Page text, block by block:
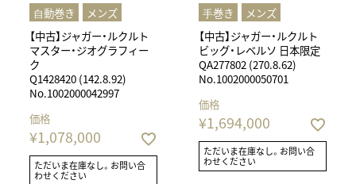
⾃動巻き
メンズ
【中古】ジャガー・ルクルト
マスター・ジオグラフィー
ク
Q1428420 (142.8.92)
No.1002000042997
価格
¥1,078,000
ただいま在庫なし。お問い合
わせください
⼿巻き
メンズ
【中古】ジャガー・ルクルト
ビッグ・レベルソ 日本限定
QA277802 (270.8.62)
No.1002000050701
価格
¥1,694,000
ただいま在庫なし。お問い合
わせください